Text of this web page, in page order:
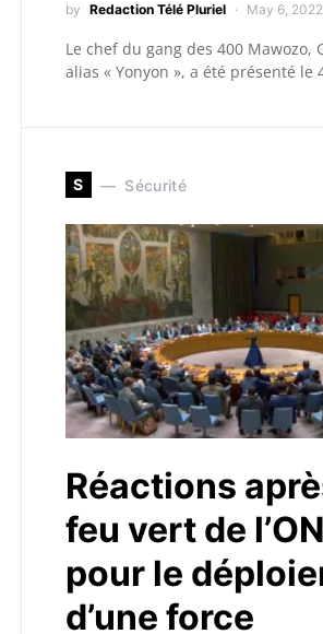
by Redaction Télé Pluriel May 6, 2022
Le chef du gang des 400 Mawozo,
alias « Yonyon », a été présenté le
S Sécurité
Réactions
feu vert de
pour le
d’une force